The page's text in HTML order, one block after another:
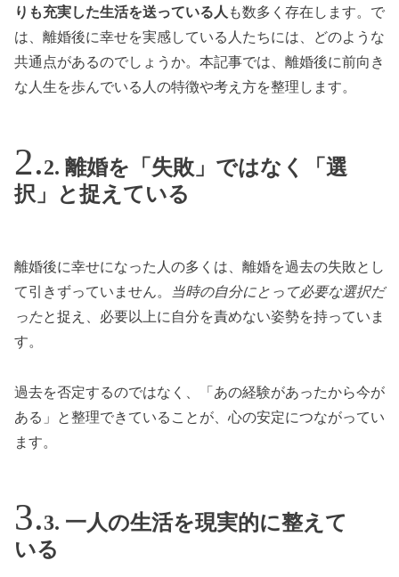
りも充実した生活を送っている人 も数多く存在します。で
は、離婚後に幸せを実感している人たちには、どのような
共通点があるのでしょうか。本記事では、離婚後に前向き
な人生を歩んでいる人の特徴や考え方を整理します。
2. 離婚を「失敗」ではなく「選
択」と捉えている
離婚後に幸せになった人の多くは、離婚を過去の失敗とし
て引きずっていません。
当時の自分にとって必要な選択だ
ったと捉え、必要以上に自分を責めない姿勢を持っていま
す。
過去を否定するのではなく、「あの経験があったから今が
ある」と整理できていることが、心の安定につながってい
ます。
3. 一人の生活を現実的に整えて
いる